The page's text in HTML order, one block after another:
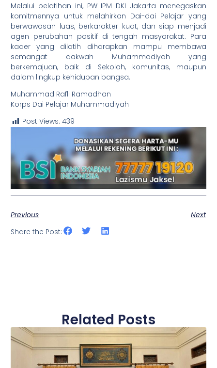
Melalui pelatihan ini, PW IPM DKI Jakarta menegaskan
komitmennya untuk melahirkan Dai-dai Pelajar yang
berwawasan luas, berkarakter kuat, dan siap menjadi
agen perubahan positif di tengah masyarakat. Para
kader yang dilatih diharapkan mampu membawa
semangat dakwah Muhammadiyah yang
berkemajuan, baik di Sekolah, komunitas, maupun
dalam lingkup kehidupan bangsa.
Muhammad Rafli Ramadhan
Korps Dai Pelajar Muhammadiyah
Post Views: 439
Previous
Next
Share the Post:
Related Posts